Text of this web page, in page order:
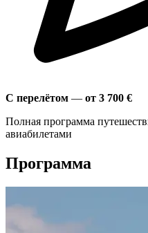
С перелётом — от 3 700 €
Полная программа
авиабилетами
Программа